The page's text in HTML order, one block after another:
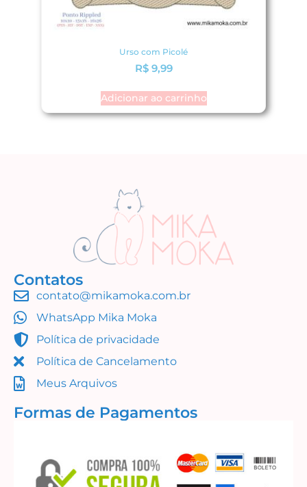
Urso com Picolé
R$9,99
Adicionar ao carrinho
Contatos
contato@mikamoka.com.br
WhatsApp Mika Moka
Política de privacidade
Política de Cancelamento
Meus Arquivos
Formas de Pagamentos